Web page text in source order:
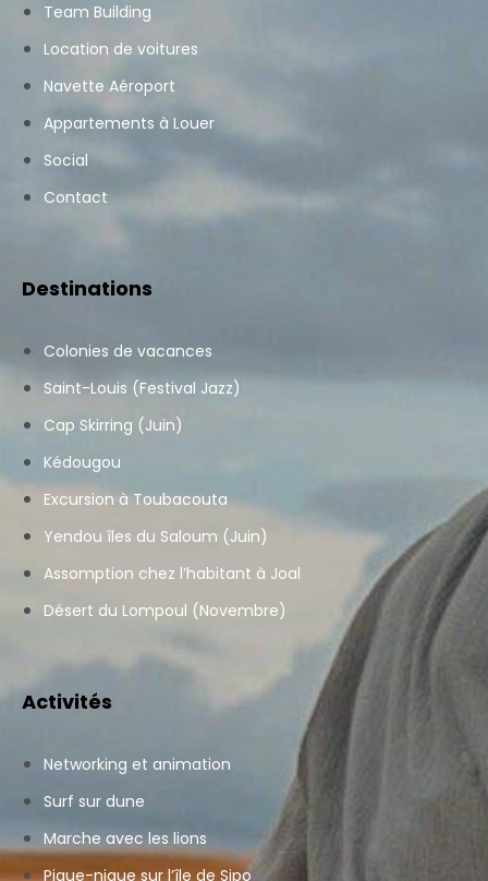
Team Building
Location de voitures
Navette Aéroport
Appartements à Louer
Social
Contact
Destinations
Colonies de vacances
Saint-Louis (Festival Jazz)
Cap Skirring (Juin)
Kédougou
Excursion à Toubacouta
Yendou îles du Saloum (Juin)
Assomption chez l’habitant à Joal
Désert du Lompoul (Novembre)
Activités
Networking et animation
Surf sur dune
Marche avec les lions
Pique-nique sur l’île de Sipo